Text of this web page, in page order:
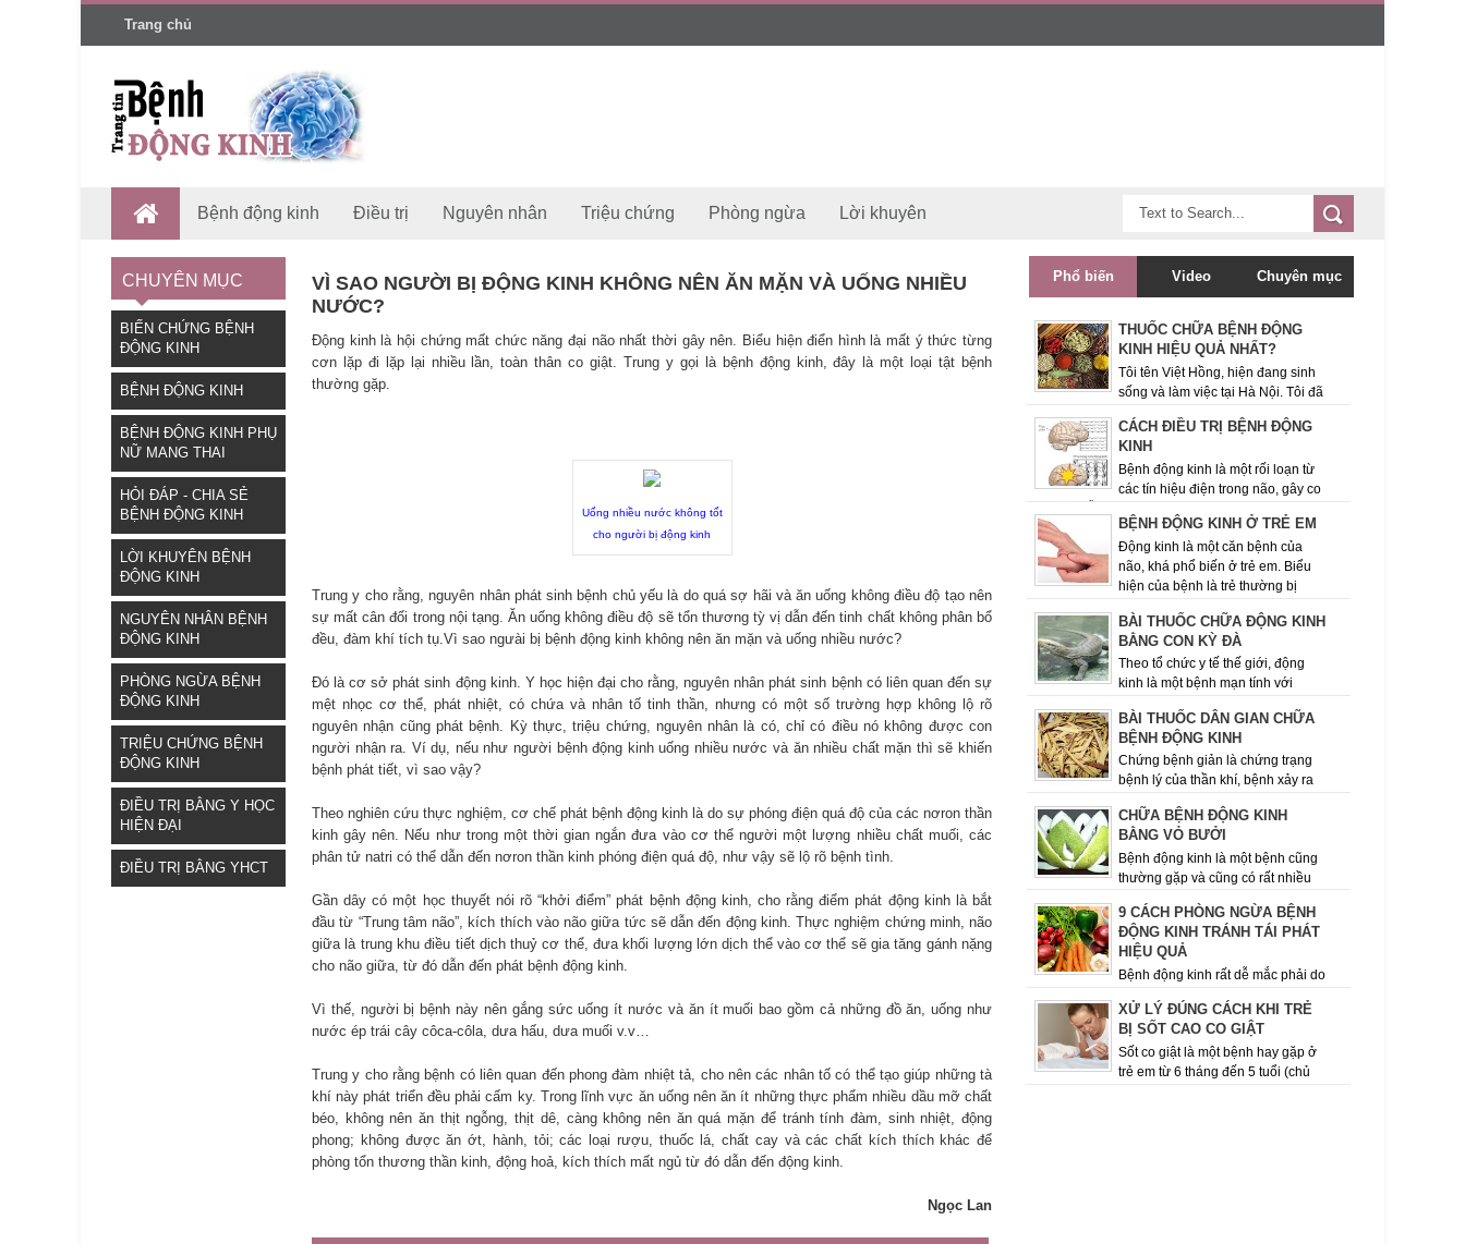
Trang chủ
Bệnh động kinh Điều trị Nguyên nhân Triệu chứng Phòng ngừa Lời khuyên
CHUYÊN MỤC
BIẾN CHỨNG BỆNH
ĐỘNG KINH
BỆNH ĐỘNG KINH
BỆNH ĐỘNG KINH PHỤ
NỮ MANG THAI
HỎI ĐÁP - CHIA SẺ
BỆNH ĐỘNG KINH
LỜI KHUYÊN BỆNH
ĐỘNG KINH
NGUYÊN NHÂN BỆNH
ĐỘNG KINH
PHÒNG NGỪA BỆNH
ĐỘNG KINH
TRIỆU CHỨNG BỆNH
ĐỘNG KINH
ĐIỀU TRỊ BẰNG Y HỌC
HIỆN ĐẠI
ĐIỀU TRỊ BẰNG YHCT
VÌ SAO NGƯỜI BỊ ĐỘNG KINH KHÔNG NÊN ĂN MẶN VÀ UỐNG NHIỀU
NƯỚC?
Động kinh là hội chứng mất chức năng đại não nhất thời gây nên. Biểu hiện điển hình là mất ý thức từng
cơn lặp đi lặp lại nhiều lần, toàn thân co giật. Trung y gọi là bệnh động kinh, đây là một loại tật bệnh
thường gặp.
Uống nhiều nước không tốt
cho người bị động kinh
Trung y cho rằng, nguyên nhân phát sinh bệnh chủ yếu là do quá sợ hãi và ăn uống không điều độ tạo nên
sự mất cân đối trong nội tạng. Ăn uống không điều độ sẽ tổn thương tỳ vị dẫn đến tinh chất không phân bổ
đều, đàm khí tích tụ.Vì sao ngưài bị bệnh động kinh không nên ăn mặn và uống nhiều nước?
Đó là cơ sở phát sinh động kinh. Y học hiện đại cho rằng, nguyên nhân phát sinh bệnh có liên quan đến sự
mệt nhọc cơ thể, phát nhiệt, có chứa và nhân tố tinh thần, nhưng có một số trường hợp không lộ rõ
nguyên nhận cũng phát bệnh. Kỳ thực, triệu chứng, nguyên nhân là có, chỉ có điều nó không được con
người nhận ra. Ví dụ, nếu như người bệnh động kinh uống nhiều nước và ăn nhiều chất mặn thì sẽ khiến
bệnh phát tiết, vì sao vậy?
Theo nghiên cứu thực nghiệm, cơ chế phát bệnh động kinh là do sự phóng điện quá độ của các nơron thần
kinh gây nên. Nếu như trong một thời gian ngắn đưa vào cơ thể người một lượng nhiều chất muối, các
phân tử natri có thể dẫn đến nơron thần kinh phóng điện quá độ, như vậy sẽ lộ rõ bệnh tình.
Gần dây có một học thuyết nói rõ “khởi điểm” phát bệnh động kinh, cho rằng điểm phát động kinh là bắt
đầu từ “Trung tâm não”, kích thích vào não giữa tức sẽ dẫn đến động kinh. Thực nghiệm chứng minh, não
giữa là trung khu điều tiết dịch thuỷ cơ thể, đưa khối lượng lớn dịch thể vào cơ thể sẽ gia tăng gánh nặng
cho não giữa, từ đó dẫn đến phát bệnh động kinh.
Vì thế, người bị bệnh này nên gắng sức uống ít nước và ăn ít muối bao gồm cả những đồ ăn, uống như
nước ép trái cây côca-côla, dưa hấu, dưa muối v.v…
Trung y cho rằng bệnh có liên quan đến phong đàm nhiệt tả, cho nên các nhân tố có thể tạo giúp những tà
khí này phát triển đều phải cấm ky. Trong lĩnh vực ăn uống nên ăn ít những thực phẩm nhiều dầu mỡ chất
béo, không nên ăn thịt ngỗng, thịt dê, càng không nên ăn quá mặn để tránh tính đàm, sinh nhiệt, động
phong; không được ăn ớt, hành, tỏi; các loại rượu, thuốc lá, chất cay và các chất kích thích khác để
phòng tổn thương thần kinh, động hoả, kích thích mất ngủ từ đó dẫn đến động kinh.
Ngọc Lan
Phổ biến Video Chuyên mục
THUỐC CHỮA BỆNH ĐỘNG
KINH HIỆU QUẢ NHẤT?
Tôi tên Việt Hồng, hiện đang sinh
sống và làm việc tại Hà Nội. Tôi đã
thời gian và rất quan ...CÁCH ĐIỀU TRỊ BỆNH ĐỘNG
KINH
Bệnh động kinh là một rối loạn từ
các tín hiệu điện trong não, gây co
giản là nhìn ngây ...BỆNH ĐỘNG KINH Ở TRẺ EM
Động kinh là một căn bệnh của
não, khá phổ biến ở trẻ em. Biểu
hiện của bệnh là trẻ thường bị
BÀI THUỐC CHỮA ĐỘNG KINH
BẰNG CON KỲ ĐÀ
Theo tổ chức y tế thế giới, động
kinh là một bệnh mạn tính với
lặp đi lặp lại các cơn co ...BÀI THUỐC DÂN GIAN CHỮA
BỆNH ĐỘNG KINH
Chứng bệnh giản là chứng trạng
bệnh lý của thần khí, bệnh xảy ra
nhân sự mắt trực thị sù...CHỮA BỆNH ĐỘNG KINH
BẰNG VỎ BƯỞI
Bệnh động kinh là một bệnh cũng
thường gặp và cũng có rất nhiều
bệnh lý tương đối phổ...9 CÁCH PHÒNG NGỪA BỆNH
ĐỘNG KINH TRÁNH TÁI PHÁT
HIỆU QUẢ
Bệnh động kinh rất dễ mắc phải do
của con người hiện nay. Việc giữ cho mình chế
độ ăn uốn...
XỬ LÝ ĐÚNG CÁCH KHI TRẺ
BỊ SỐT CAO CO GIẬT
Sốt co giật là một bệnh hay gặp ở
trẻ em từ 6 tháng đến 5 tuổi (chủ